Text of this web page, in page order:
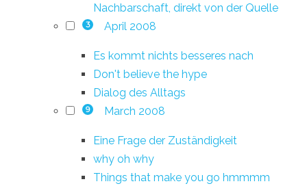
Nachbarschaft, direkt von der Quelle
3 April 2008
Es kommt nichts besseres nach
Don't believe the hype
Dialog des Alltags
9 March 2008
Eine Frage der Zuständigkeit
why oh why
Things that make you go hmmmm